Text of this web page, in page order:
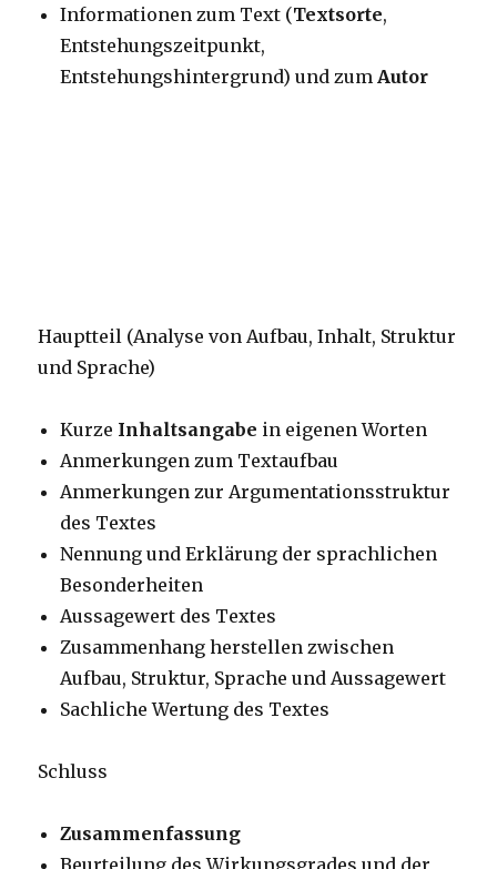
Informationen zum Text (Textsorte,
Entstehungszeitpunkt,
Entstehungshintergrund) und zumAutor
Hauptteil (Analyse von Aufbau, Inhalt, Struktur
und Sprache)
Kurze Inhaltsangabe in eigenen Worten
Anmerkungen zum Textaufbau
Anmerkungen zur Argumentationsstruktur
des Textes
Nennung und Erklärung der sprachlichen
Besonderheiten
Aussagewert des Textes
Zusammenhang herstellen zwischen
Aufbau, Struktur, Sprache und Aussagewert
Sachliche Wertung des Textes
Schluss
Zusammenfassung
Beurteilung des Wirkungsgrades und der